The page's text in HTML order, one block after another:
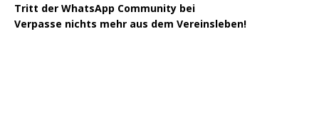
Tritt der WhatsApp Community bei
Verpasse nichts mehr aus dem Vereinsleben!